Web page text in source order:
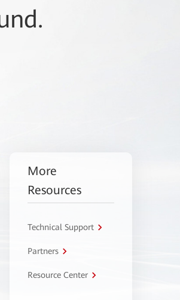
More
Resources
Technical Support
Partners
Resource Center